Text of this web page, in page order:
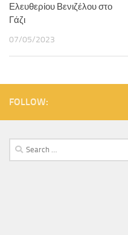
Ελευθερίου Βενιζέλου στο
Γάζι
07/05/2023
FOLLOW: